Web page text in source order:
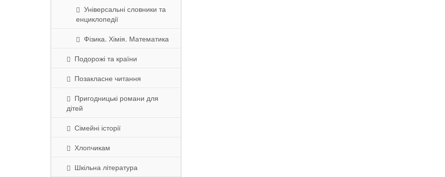
Універсальні словники та
енциклопедії
Фізика. Хімія. Математика
Подорожі та країни
Позакласне читання
Пригодницькі романи для
дітей
Сімейні історії
Хлопчикам
Шкільна література